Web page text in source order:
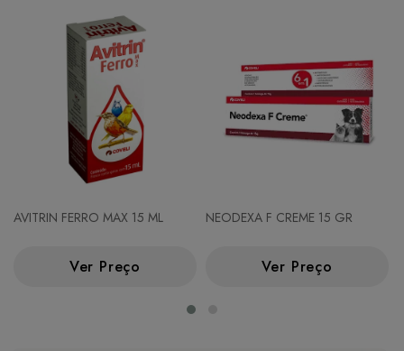
AVITRIN FERRO MAX 15 ML
Ver Preço
NEODEXA F CREME 15 GR
Ver Preço